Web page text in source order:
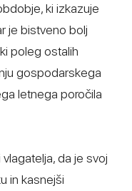
ki izkazuje
je bistveno bolj
poleg ostalih
gospodarskega
letnega poročila
da je svoj
in kasnejši